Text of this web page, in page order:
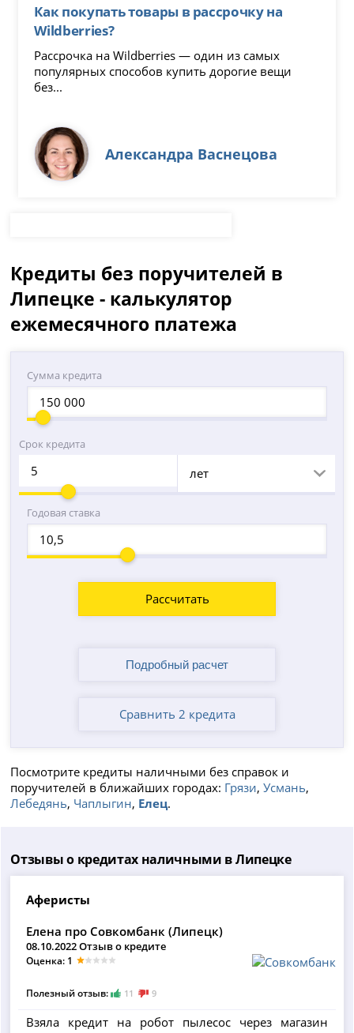
Как покупать товары в рассрочку на
Wildberries?
Рассрочка на Wildberries — один из самых
популярных способов купить дорогие вещи
без...
Александра Васнецова
Кредиты без поручителей в
Липецке - калькулятор
ежемесячного платежа
Сумма кредита
Срок кредита
лет
Годовая ставка
Рассчитать
Сравнить 2 кредита
Посмотрите кредиты наличными без справок и
поручителей в ближайших городах: Грязи,Усмань,
Лебедянь, Чаплыгин, Елец.
Отзывы о кредитах наличными в Липецке
Аферисты
Елена про Совкомбанк (Липецк)
08.10.2022 Отзыв о кредите
Оценка: 1
Полезный отзыв: 11 9
Взяла кредит на робот пылесос через магазин